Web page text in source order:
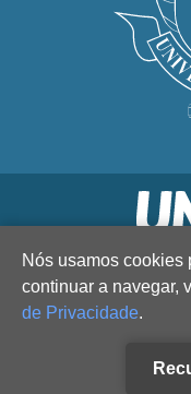
Nós usamos cookies
continuar a navegar,
de Privacidade.